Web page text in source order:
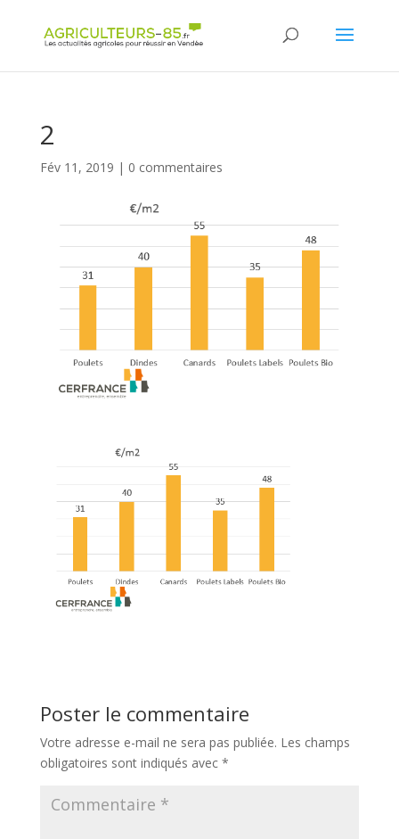
2
Fév 11, 2019 | 0 commentaires
Poster le commentaire
Votre adresse e-mail ne sera pas publiée. Les champs
obligatoires sont indiqués avec *